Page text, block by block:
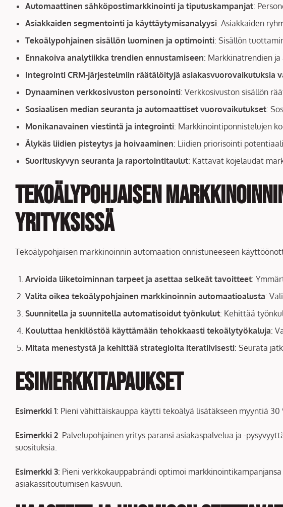
Automaattinen sähköpostimarkkinointi ja tiputuskampanjat:
Asiakkaiden segmentointi ja käyttäytymisanalyysi: Asiakkaiden
Tekoälypohjainen sisällön luominen ja optimointi: Sisällön
Ennakoiva analytiikka trendien ennustamiseen: Markkinatrendien ja
Integrointi CRM-järjestelmiin räätälöityjä asiakasvuorovaikutuksia
Dynaaminen verkkosivuston personointi: Verkkosivuston sisällön
Sosiaalisen median seuranta ja automaattiset vuorovaikutukset:
Monikanavainen viestintä ja integrointi: Markkinointiponnistelujen
Älykäs liidien pisteytys ja hoivaaminen: Liidien priorisointi
Suorituskyvyn seuranta ja raportointitaulut: Kattavat kojelaudat
Tekoälypohjaisen
yrityksissä
Tekoälypohjaisen markkinoinnin automaation onnistuneeseen
Arvioida liiketoiminnan tarpeet ja asettaa selkeät tavoitteet:
Valita oikea tekoälypohjainen markkinoinnin automaatioalusta:
Suunnitella ja suunnitella automatisoidut työnkulut: Kehittää
Kouluttaa henkilöstöä käyttämään tehokkaasti tekoälytyökaluja:
Mitata menestystä ja kehittää strategioita iteratiivisesti: Seurata
Esimerkkitapaukset
Esimerkki 1: Pieni vähittäiskauppa käytti tekoälyä lisätäkseen myyntiä
Esimerkki 2: Palvelupohjainen yritys paransi asiakaspalvelua ja -
suosituksia.
Esimerkki 3: Pieni verkkokauppabrändi optimoi
asiakassitoutumisen kasvuun.